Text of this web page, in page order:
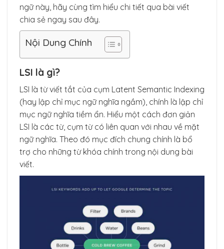
ngữ này, hãy cùng tìm hiểu chi tiết qua bài viết
chia sẻ ngay sau đây.
Nội Dung Chính
LSI là gì?
LSI là từ viết tắt của cụm Latent Semantic Indexing
(hay lập chỉ mục ngữ nghĩa ngầm), chính là lập chỉ
mục ngữ nghĩa tiềm ẩn. Hiểu một cách đơn giản
LSI là các từ, cụm từ có liên quan với nhau về mặt
ngữ nghĩa. Theo đó mục đích chung chính là bổ
trợ cho những từ khóa chính trong nội dung bài
viết.